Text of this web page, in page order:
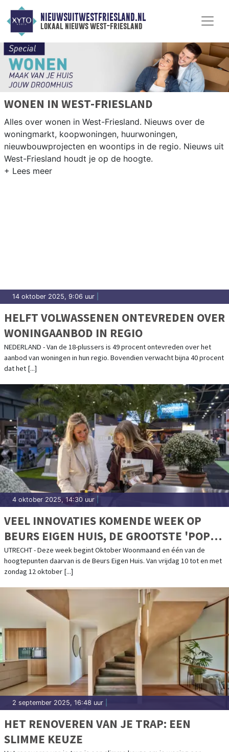
NIEUWSUITWESTFRIESLAND.NL
lokaal nieuws west-friesland
WONEN IN WEST-FRIESLAND
Alles over wonen in West-Friesland. Nieuws over de
woningmarkt, koopwoningen, huurwoningen,
nieuwbouwprojecten en woontips in de regio. Nieuws uit
West-Friesland houdt je op de hoogte.
14 oktober 2025, 9:06 uur
HELFT VOLWASSENEN ONTEVREDEN OVER
WONINGAANBOD IN REGIO
NEDERLAND - Van de 18-plussers is 49 procent ontevreden over het
aanbod van woningen in hun regio. Bovendien verwacht bijna 40 procent
dat het [...]
4 oktober 2025, 14:30 uur
VEEL INNOVATIES KOMENDE WEEK OP
BEURS EIGEN HUIS, DE GROOTSTE 'POP
UP SHOP' VOOR WONEN, BOUWEN EN
VERBOUWEN
UTRECHT - Deze week begint Oktober Woonmaand en één van de
hoogtepunten daarvan is de Beurs Eigen Huis. Van vrijdag 10 tot en met
zondag 12 oktober [...]
2 september 2025, 16:48 uur
HET RENOVEREN VAN JE TRAP: EEN
SLIMME KEUZE